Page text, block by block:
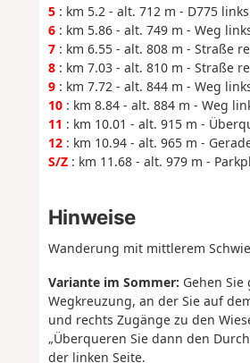
5: km 5.2 - alt. 712 m - D775 links
6: km 5.86 - alt. 749 m - Weg
7: km 6.55 - alt. 808 m - Straße
8: km 7.03 - alt. 810 m - Straße
9: km 7.72 - alt. 844 m - Weg
10: km 8.84 - alt. 884 m - Weg
11 : km 10.01 - alt. 915 m -
12: km 10.94 - alt. 965 m -
S/Z: km 11.68 - alt. 979 m -
Hinweise
Wanderung mit mittlerem
Variante im Sommer: Gehen
Wegkreuzung, an der Sie auf
und rechts Zugänge zu den
„Überqueren Sie dann den
der linken Seite.